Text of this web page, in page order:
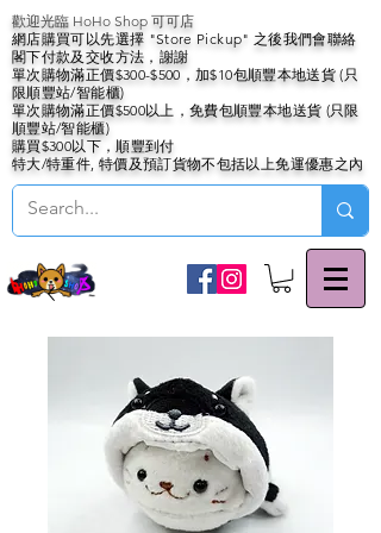
歡迎光臨 HoHo Shop 可可店
網店購買可以先選擇 "Store Pickup" 之後我們會聯絡
閣下付款及交收方法，謝謝
單次購物滿正價$300-$500，加$10包順豐本地送貨 (只
限順豐站/智能櫃)
單次購物滿正價$500以上，免費包順豐本地送貨 (只限
順豐站/智能櫃)
購買$300以下，順豐到付
特大/特重件, 特價及預訂貨物不包括以上免運優惠之內